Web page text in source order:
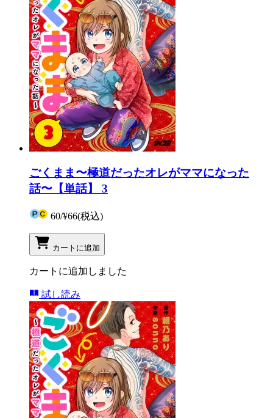
ごくまま〜極道だったオレがママになった
話〜【単話】 3
60/¥66(税込)
カートに追加
カートに追加しました
試し読み